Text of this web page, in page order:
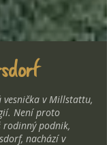
v Millstattu,
Není proto
rodinný podnik,
nachází v